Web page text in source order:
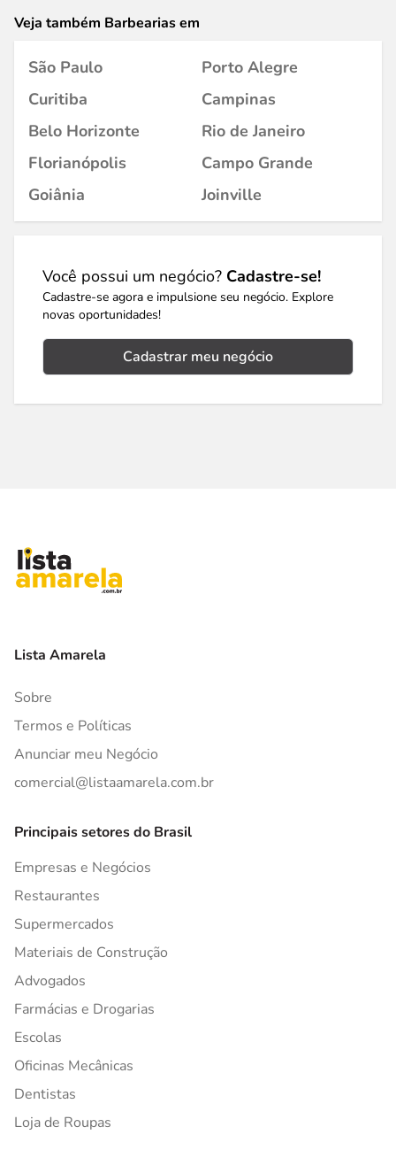
Veja também Barbearias em
São Paulo
Porto Alegre
Curitiba
Campinas
Belo Horizonte
Rio de Janeiro
Florianópolis
Campo Grande
Goiânia
Joinville
Você possui um negócio? Cadastre-se!
Cadastre-se agora e impulsione seu negócio. Explore
novas oportunidades!
Cadastrar meu negócio
Lista Amarela
Sobre
Termos e Políticas
Anunciar meu Negócio
comercial@listaamarela.com.br
Principais setores do Brasil
Empresas e Negócios
Restaurantes
Supermercados
Materiais de Construção
Advogados
Farmácias e Drogarias
Escolas
Oficinas Mecânicas
Dentistas
Loja de Roupas